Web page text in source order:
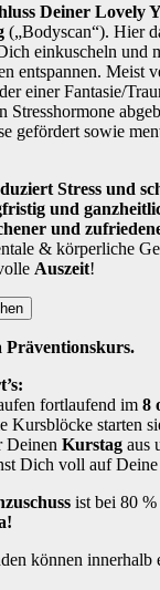
Deiner Lovely
(„Bodyscan“). Hier
einkuscheln und
entspannen. Meist
einer Fantasie/
Stresshormone
gefördert sowie
Stress und
und
und
& körperliche
Auszeit!
Präventionskurs.
fortlaufend im 8
Kursblöcke starten
Deinen Kurstag aus
Dich voll auf Deine
ist bei 80
können innerhalb